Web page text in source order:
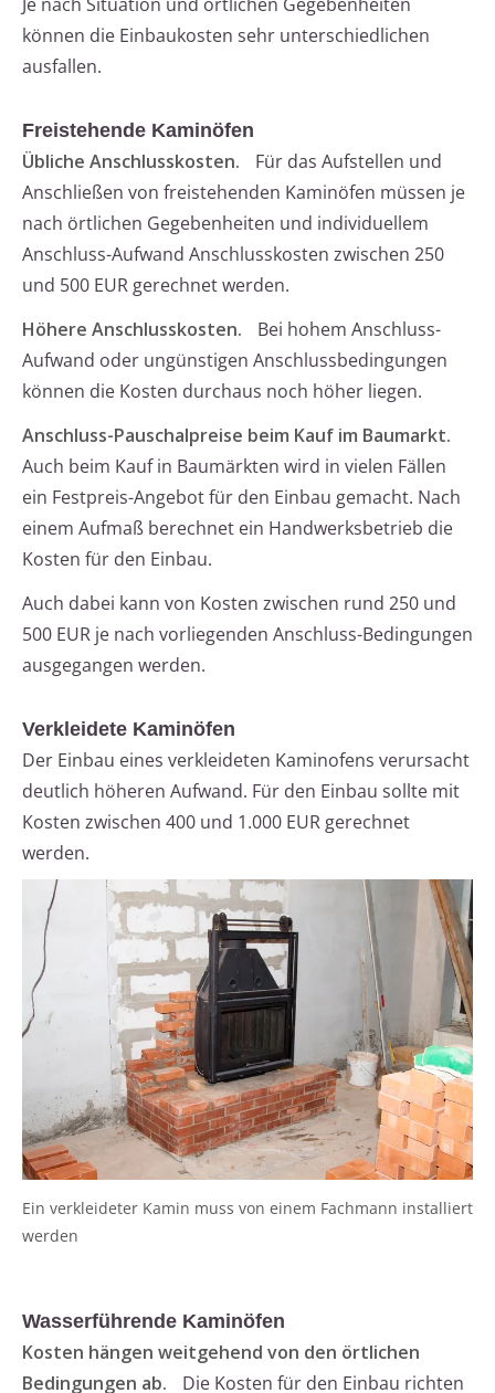
können die Einbaukosten sehr unterschiedlichen
ausfallen.
Freistehende Kaminöfen
Übliche Anschlusskosten.
Für das Aufstellen und
Anschließen von freistehenden Kaminöfen müssen je
nach örtlichen Gegebenheiten und individuellem
Anschluss-Aufwand Anschlusskosten zwischen 250
und 500 EUR gerechnet werden.
Höhere Anschlusskosten.
Bei hohem Anschluss-
Aufwand oder ungünstigen Anschlussbedingungen
können die Kosten durchaus noch höher liegen.
Anschluss-Pauschalpreise beim Kauf im Baumarkt.
Auch beim Kauf in Baumärkten wird in vielen Fällen
ein Festpreis-Angebot für den Einbau gemacht. Nach
einem Aufmaß berechnet ein Handwerksbetrieb die
Kosten für den Einbau.
Auch dabei kann von Kosten zwischen rund 250 und
500 EUR je nach vorliegenden Anschluss-Bedingungen
ausgegangen werden.
Verkleidete Kaminöfen
Der Einbau eines verkleideten Kaminofens verursacht
deutlich höheren Aufwand. Für den Einbau sollte mit
Kosten zwischen 400 und 1.000 EUR gerechnet
werden.
Ein verkleideter Kamin muss von einem Fachmann installiert
werden
Wasserführende Kaminöfen
Kosten hängen weitgehend von den örtlichen
Bedingungen ab.
Die Kosten für den Einbau richten